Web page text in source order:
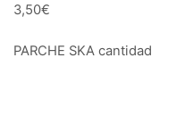
3,50€
PARCHE SKA cantidad